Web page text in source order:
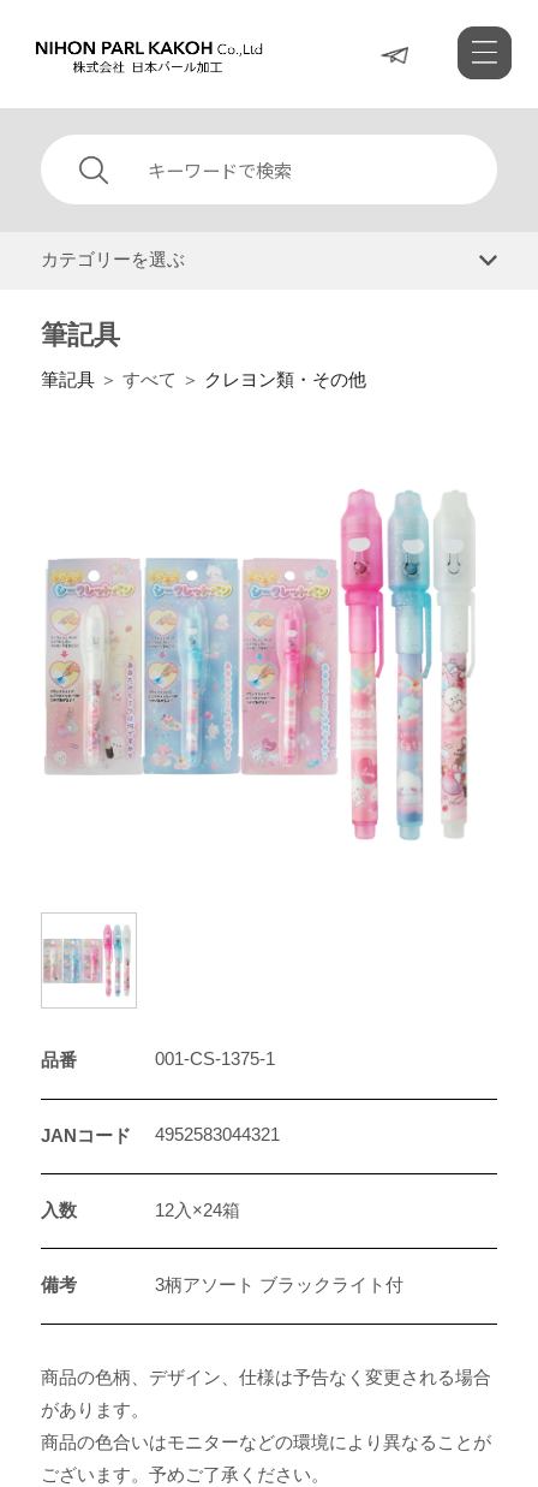
カテゴリーを選ぶ
筆記具
筆記具＞ すべて ＞ クレヨン類・その他
品番 001-CS-1375-1
JANコード 4952583044321
入数 12入×24箱
備考 3柄アソート ブラックライト付
商品の色柄、デザイン、仕様は予告なく変更される場合
があります。
商品の色合いはモニターなどの環境により異なることが
ございます。予めご了承ください。